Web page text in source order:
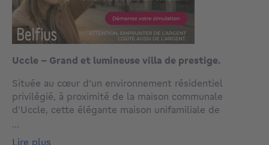
Uccle - Grand et lumineuse villa de prestige.
Située au cœur d’un environnement résidentiel
privilégié, à proximité de la maison communale
d'Uccle, cette élégante maison unifamiliale de
potentiel exceptionnel. Elle développe une surface
...
lire plus